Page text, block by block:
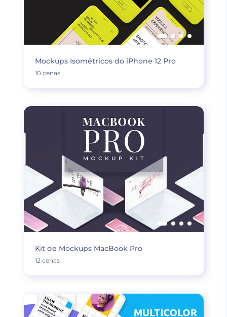
Mockups Isométricos do iPhone 12 Pro
10 cenas
Kit de Mockups MacBook Pro
12 cenas